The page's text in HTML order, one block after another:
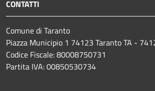
CONTATTI
Comune di Taranto
Piazza Municipio 1 74123 Taranto TA -
Codice Fiscale: 80008750731
Partita IVA: 00850530734